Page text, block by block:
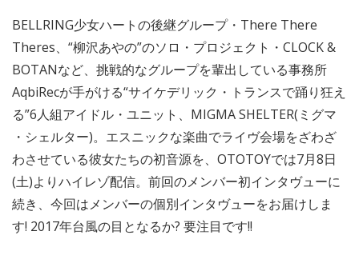
BELLRING少女ハートの後継グループ・There There
Theres、“柳沢あやの”のソロ・プロジェクト・CLOCK &
BOTANなど、挑戦的なグループを輩出している事務所
AqbiRecが手がける“サイケデリック・トランスで踊り狂え
る”6人組アイドル・ユニット、MIGMA SHELTER(ミグマ
・シェルター)。エスニックな楽曲でライヴ会場をざわざ
わさせている彼女たちの初音源を、OTOTOYでは7月8日
(土)よりハイレゾ配信。前回のメンバー初インタヴューに
続き、今回はメンバーの個別インタヴューをお届けしま
す! 2017年台風の目となるか? 要注目です!!